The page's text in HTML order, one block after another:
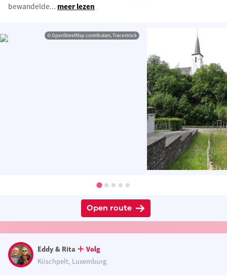
bewandelde... meer lezen
© OpenStreetMap contributors, Tracestrack
Open route
Eddy & Rita
Volg
Kiischpelt, Luxemburg